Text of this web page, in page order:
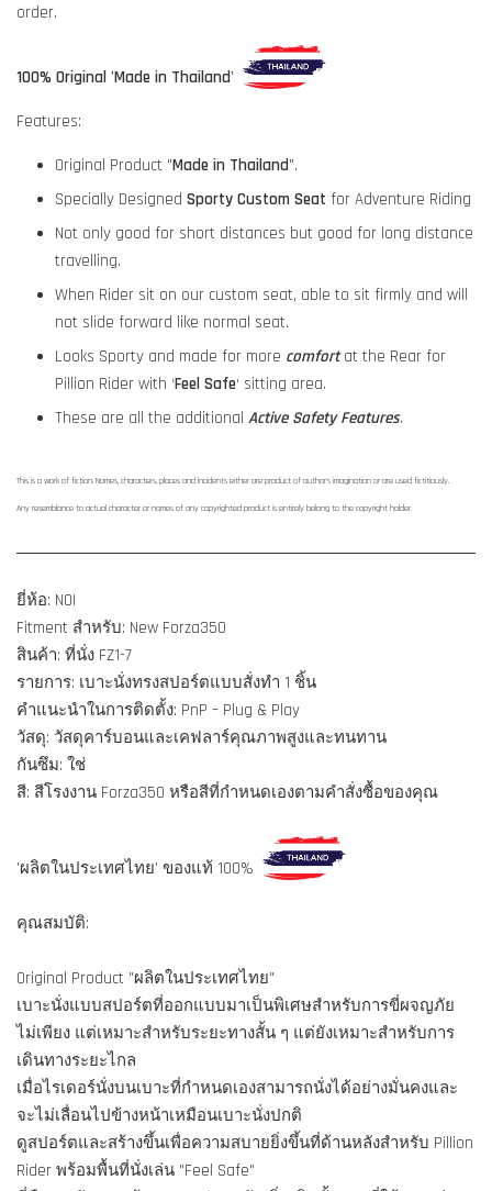
order.
100% Original 'Made in Thailand'
Features:
Original Product "Made in Thailand".
Specially Designed Sporty Custom Seat for Adventure Riding
Not only good for short distances but good for long distance
travelling.
When Rider sit on our custom seat, able to sit firmly and will
not slide forward like normal seat.
Looks Sporty and made for more comfort at the Rear for
Pillion Rider with ‘Feel Safe‘ sitting area.
These are all the additional Active Safety Features.
This is a work of fiction. Names, characters, places and incidents either are product of author's imagination or are used fictitiously.
Any resemblance to actual character or names of any copyrighted product is entirely belong to the copyright holder.
ยี่ห้อ: NOI
Fitment สำหรับ: New Forza350
สินค้า: ที่นั่ง FZ1-7
รายการ: เบาะนั่งทรงสปอร์ตแบบสั่งทำ 1 ชิ้น
คำแนะนำในการติดตั้ง: PnP – Plug & Play
วัสดุ: วัสดุคาร์บอนและเคฟลาร์คุณภาพสูงและทนทาน
กันซึม: ใช่
สี: สีโรงงาน Forza350 หรือสีที่กำหนดเองตามคำสั่งซื้อของคุณ
'ผลิตในประเทศไทย' ของแท้ 100%
คุณสมบัติ:
Original Product "ผลิตในประเทศไทย"
เบาะนั่งแบบสปอร์ตที่ออกแบบมาเป็นพิเศษสำหรับการขี่ผจญภัย
ไม่เพียง แต่เหมาะสำหรับระยะทางสั้น ๆ แต่ยังเหมาะสำหรับการ
เดินทางระยะไกล
เมื่อไรเดอร์นั่งบนเบาะที่กำหนดเองสามารถนั่งได้อย่างมั่นคงและ
จะไม่เลื่อนไปข้างหน้าเหมือนเบาะนั่งปกติ
ดูสปอร์ตและสร้างขึ้นเพื่อความสบายยิ่งขึ้นที่ด้านหลังสำหรับ Pillion
Rider พร้อมพื้นที่นั่งเล่น "Feel Safe"